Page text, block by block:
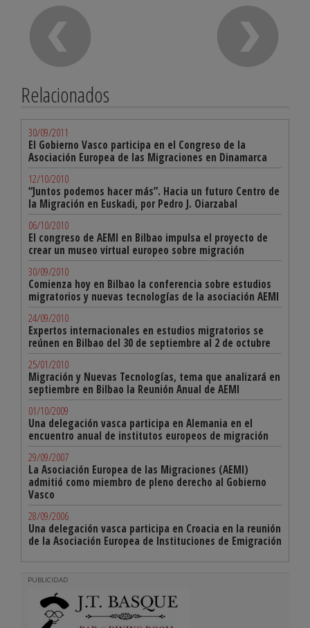
Relacionados
30/09/2011
El Gobierno Vasco participa en el Congreso de la
Asociación Europea de las Migraciones en Dinamarca
12/10/2010
“Juntos podemos hacer más”. Hacia un futuro Centro de
la Migración en Euskadi, por Pedro J. Oiarzabal
06/10/2010
El congreso de AEMI en Bilbao impulsa el proyecto de
crear un museo virtual europeo sobre migración
30/09/2010
Comienza hoy en Bilbao la conferencia sobre estudios
migratorios y nuevas tecnologías de la asociación AEMI
24/09/2010
Expertos internacionales en estudios migratorios se
reúnen en Bilbao del 30 de septiembre al 2 de octubre
25/01/2010
Migración y Nuevas Tecnologías, tema que analizará en
septiembre en Bilbao la Reunión Anual de AEMI
01/10/2009
Una delegación vasca participa en Alemania en el
encuentro anual de institutos europeos de migración
29/09/2007
La Asociación Europea de las Migraciones (AEMI)
admitió como miembro de pleno derecho al Gobierno
Vasco
28/09/2006
Una delegación vasca participa en Croacia en la reunión
de la Asociación Europea de Instituciones de Emigración
PUBLICIDAD